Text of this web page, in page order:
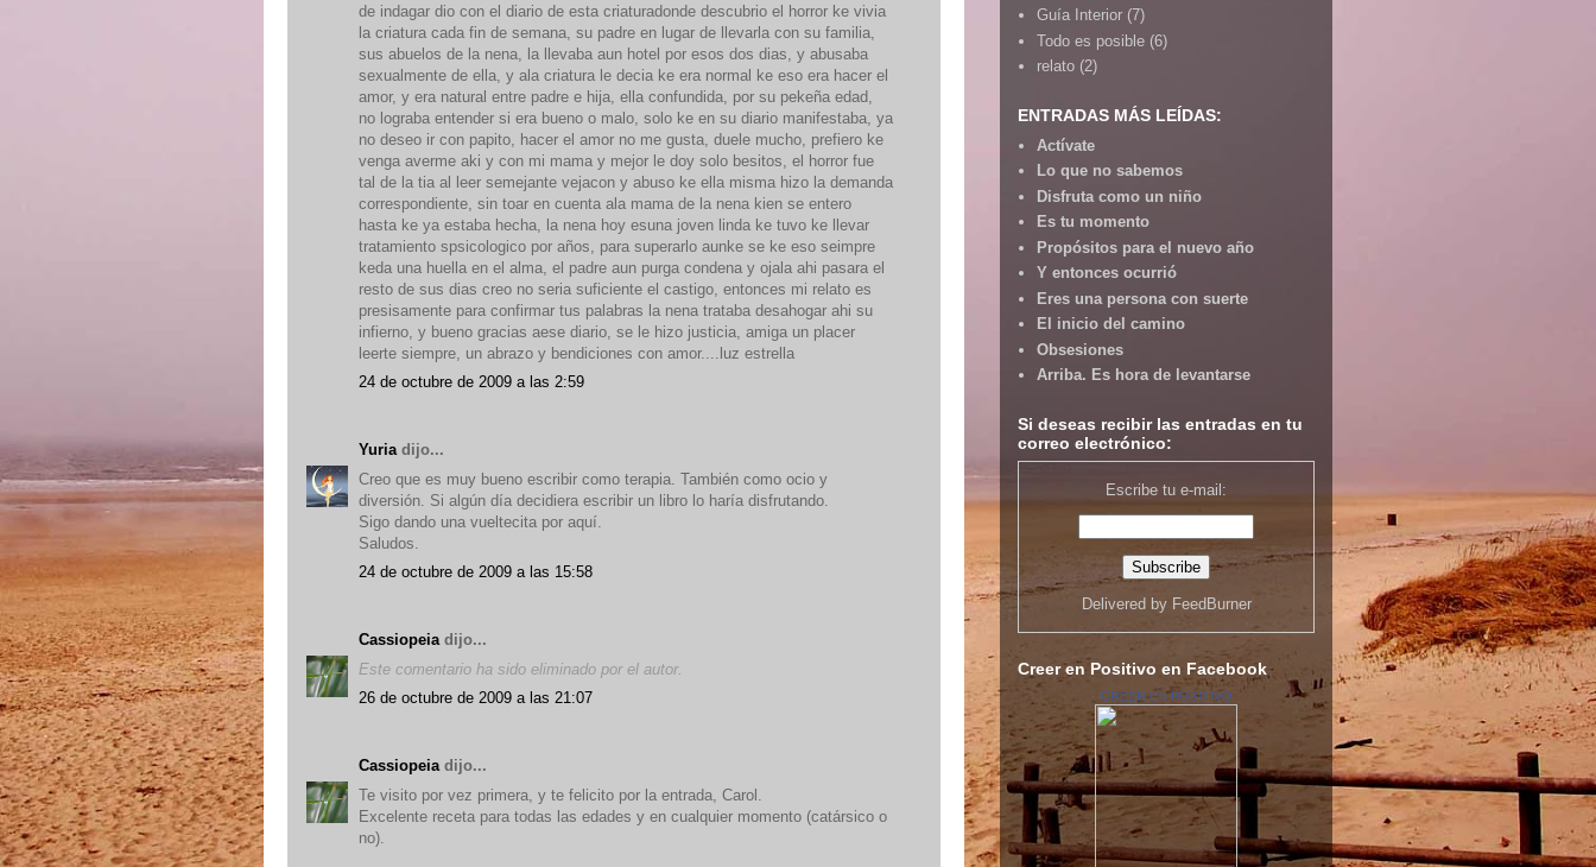
de indagar dio con el diario de esta criaturadonde descubrio el horror ke vivia
la criatura cada fin de semana, su padre en lugar de llevarla con su familia,
sus abuelos de la nena, la llevaba aun hotel por esos dos dias, y abusaba
sexualmente de ella, y ala criatura le decia ke era normal ke eso era hacer el
amor, y era natural entre padre e hija, ella confundida, por su pekeña edad,
no lograba entender si era bueno o malo, solo ke en su diario manifestaba, ya
no deseo ir con papito, hacer el amor no me gusta, duele mucho, prefiero ke
venga averme aki y con mi mama y mejor le doy solo besitos, el horror fue
tal de la tia al leer semejante vejacon y abuso ke ella misma hizo la demanda
correspondiente, sin toar en cuenta ala mama de la nena kien se entero
hasta ke ya estaba hecha, la nena hoy esuna joven linda ke tuvo ke llevar
tratamiento spsicologico por años, para superarlo aunke se ke eso seimpre
keda una huella en el alma, el padre aun purga condena y ojala ahi pasara el
resto de sus dias creo no seria suficiente el castigo, entonces mi relato es
presisamente para confirmar tus palabras la nena trataba desahogar ahi su
infierno, y bueno gracias aese diario, se le hizo justicia, amiga un placer
leerte siempre, un abrazo y bendiciones con amor....luz estrella
24 de octubre de 2009 a las 2:59
Yuriadijo...
Creo que es muy bueno escribir como terapia. También como ocio y
diversión. Si algún día decidiera escribir un libro lo haría disfrutando.
Sigo dando una vueltecita por aquí.
Saludos.
24 de octubre de 2009 a las 15:58
Cassiopeiadijo...
Este comentario ha sido eliminado por el autor.
26 de octubre de 2009 a las 21:07
Cassiopeiadijo...
Te visito por vez primera, y te felicito por la entrada, Carol.
Excelente receta para todas las edades y en cualquier momento (catársico o
no).
Guía Interior (7)
Todo es posible (6)
relato (2)
ENTRADAS MÁS LEÍDAS:
Actívate
Lo que no sabemos
Disfruta como un niño
Es tu momento
Propósitos para el nuevo año
Y entonces ocurrió
Eres una persona con suerte
El inicio del camino
Obsesiones
Arriba. Es hora de levantarse
Si deseas recibir las entradas en tu
correo electrónico:
Escribe tu e-mail:
Delivered by FeedBurner
Creer en Positivo en Facebook
CREER EN POSITIVO